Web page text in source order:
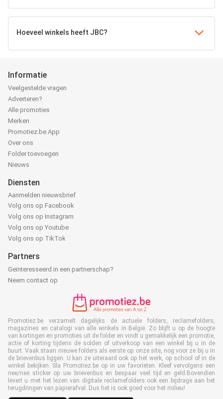
Hoeveel winkels heeft JBC?
Informatie
Veelgestelde vragen
Adverteren?
Alle promoties
Merken
Promotiez.be App
Over ons
Folder toevoegen
Nieuws
Diensten
Aanmelden nieuwsbrief
Volg ons op Facebook
Volg ons op Instagram
Volg ons op Youtube
Volg ons op TikTok
Partners
Geïnteresseerd in een partnerschap?
Neem contact op
Promotiez.be verzamelt dagelijks de actuele folders, reclamefolders,
magazines en catalogi van alle winkels in België. Zo blijft u op de hoogte
van kortingen en promoties uit de folder en vindt u gemakkelijk een promotie,
actie of korting tijdens de solden of uitverkoop van een winkel bij u in de
buurt. Vaak staan nieuwe folders als eerste op onze site, nog voor ze bij u in
de brievenbus liggen. U kan ze uiteraard ook op het werk, op school of in de
winkel bekijken. Sla Promotiez.be op in uw favorieten. Kleef vervolgens een
nee/nee sticker op uw brievenbus en bespaar veel tijd en geld.Bovendien
levert u met het lezen van digitale reclamefolders ook een bijdrage aan het
terugdringen van papierafval. Dus het is ook goed voor het milieu!